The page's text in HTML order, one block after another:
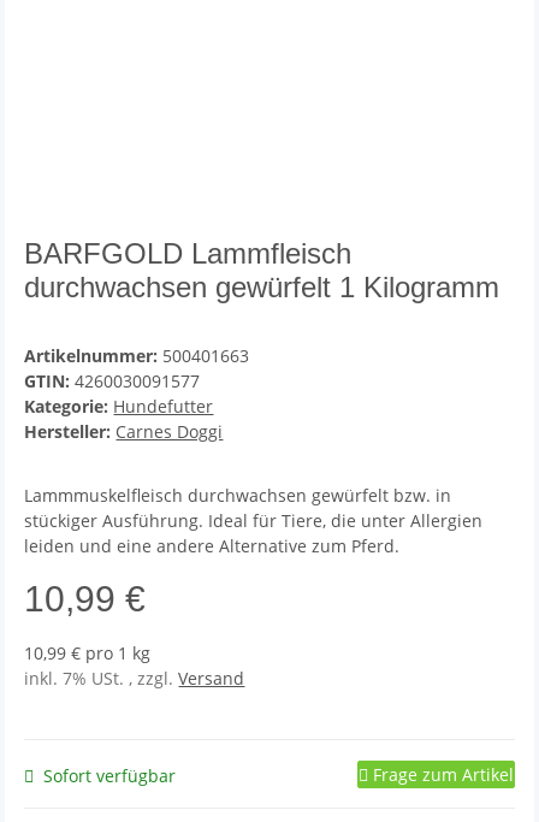
BARFGOLD Lammfleisch
durchwachsen gewürfelt 1 Kilogramm
Artikelnummer: 500401663
GTIN: 4260030091577
Kategorie: Hundefutter
Hersteller: Carnes Doggi
Lammmuskelfleisch durchwachsen gewürfelt bzw. in
stückiger Ausführung. Ideal für Tiere, die unter Allergien
leiden und eine andere Alternative zum Pferd.
10,99 €
10,99 € pro 1 kg
inkl. 7% USt. , zzgl.Versand
Sofort verfügbar Frage zum Artikel